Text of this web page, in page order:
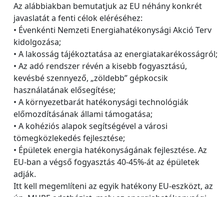
Az alábbiakban bemutatjuk az EU néhány konkrét
javaslatát a fenti célok eléréséhez:
• Évenkénti Nemzeti Energiahatékonysági Akció Terv
kidolgozása;
• A lakosság tájékoztatása az energiatakarékosságról;
• Az adó rendszer révén a kisebb fogyasztású,
kevésbé szennyező, „zöldebb” gépkocsik
használatának elősegítése;
• A környezetbarát hatékonysági technológiák
előmozdításának állami támogatása;
• A kohéziós alapok segítségével a városi
tömegközlekedés fejlesztése;
• Épületek energia hatékonyságának fejlesztése. Az
EU-ban a végső fogyasztás 40-45%-át az épületek
adják.
Itt kell megemlíteni az egyik hatékony EU-eszközt, az